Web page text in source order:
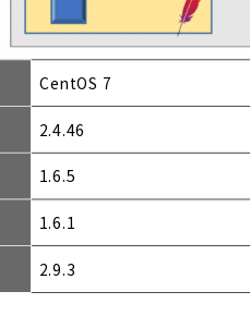
CentOS 7
2.4.46
1.6.5
1.6.1
2.9.3